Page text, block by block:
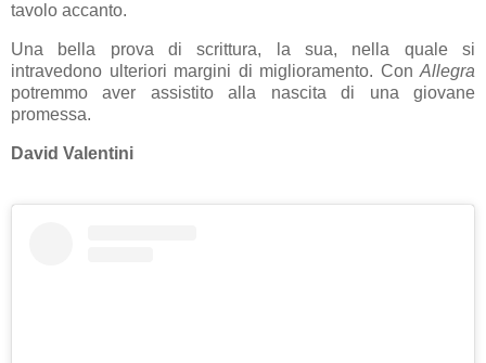
tavolo accanto.
Una bella prova di scrittura, la sua, nella quale si
intravedono ulteriori margini di miglioramento. Con Allegra
potremmo aver assistito alla nascita di una giovane
promessa.
David Valentini